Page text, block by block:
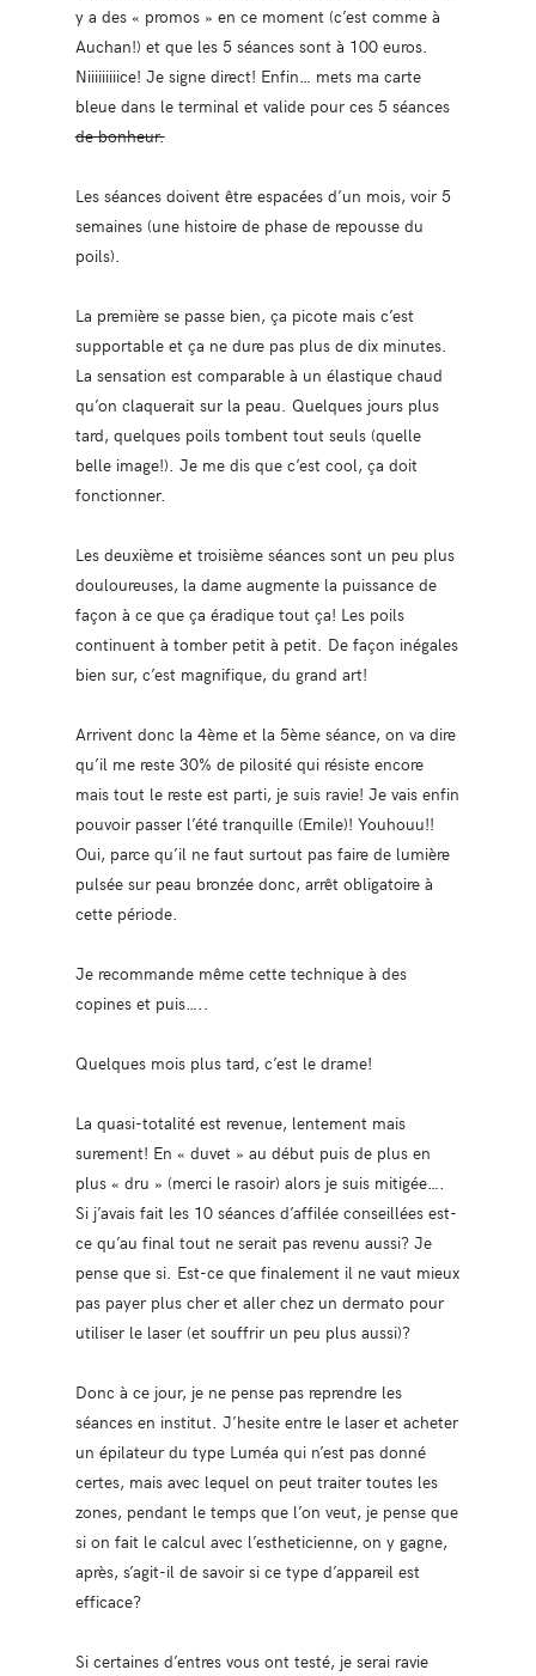
y a des « promos » en ce moment (c’est comme à
Auchan!) et que les 5 séances sont à 100 euros.
Niiiiiiiiice! Je signe direct! Enfin… mets ma carte
bleue dans le terminal et valide pour ces 5 séances
de bonheur.
Les séances doivent être espacées d’un mois, voir 5
semaines (une histoire de phase de repousse du
poils).
La première se passe bien, ça picote mais c’est
supportable et ça ne dure pas plus de dix minutes.
La sensation est comparable à un élastique chaud
qu’on claquerait sur la peau. Quelques jours plus
tard, quelques poils tombent tout seuls (quelle
belle image!). Je me dis que c’est cool, ça doit
fonctionner.
Les deuxième et troisième séances sont un peu plus
douloureuses, la dame augmente la puissance de
façon à ce que ça éradique tout ça! Les poils
continuent à tomber petit à petit. De façon inégales
bien sur, c’est magnifique, du grand art!
Arrivent donc la 4ème et la 5ème séance, on va dire
qu’il me reste 30% de pilosité qui résiste encore
mais tout le reste est parti, je suis ravie! Je vais enfin
pouvoir passer l’été tranquille (Emile)! Youhouu!!
Oui, parce qu’il ne faut surtout pas faire de lumière
pulsée sur peau bronzée donc, arrêt obligatoire à
cette période.
Je recommande même cette technique à des
copines et puis…..
Quelques mois plus tard, c’est le drame!
La quasi-totalité est revenue, lentement mais
surement! En « duvet » au début puis de plus en
plus « dru » (merci le rasoir) alors je suis mitigée….
Si j’avais fait les 10 séances d’affilée conseillées est-
ce qu’au final tout ne serait pas revenu aussi? Je
pense que si. Est-ce que finalement il ne vaut mieux
pas payer plus cher et aller chez un dermato pour
utiliser le laser (et souffrir un peu plus aussi)?
Donc à ce jour, je ne pense pas reprendre les
séances en institut. J’hesite entre le laser et acheter
un épilateur du type Luméa qui n’est pas donné
certes, mais avec lequel on peut traiter toutes les
zones, pendant le temps que l’on veut, je pense que
si on fait le calcul avec l’estheticienne, on y gagne,
après, s’agit-il de savoir si ce type d’appareil est
efficace?
Si certaines d’entres vous ont testé, je serai ravie